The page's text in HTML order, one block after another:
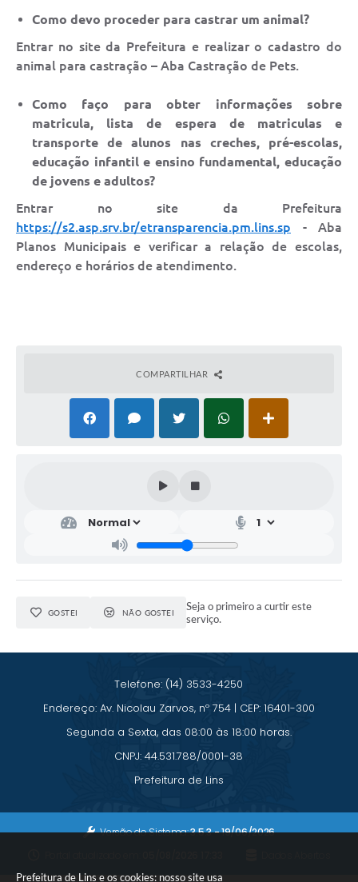
Prefeitura de Lins e os cookies: nosso site usa
Como devo proceder para castrar um animal?
Entrar no site da Prefeitura e realizar o cadastro do
animal para castração – Aba Castração de Pets.
Como faço para obter informações sobre
matricula, lista de espera de matriculas e
transporte de alunos nas creches, pré-escolas,
educação infantil e ensino fundamental, educação
de jovens e adultos?
Entrar no site da Prefeitura
https://s2.asp.srv.br/etransparencia.pm.lins.sp - Aba
Planos Municipais e verificar a relação de escolas,
endereço e horários de atendimento.
COMPARTILHAR
GOSTEI NÃO GOSTEI
Seja o primeiro a curtir este
serviço.
Telefone: (14) 3533-4250
Endereço: Av. Nicolau Zarvos, nº 754 | CEP: 16401-300
Segunda a Sexta, das 08:00 às 18:00 horas.
CNPJ: 44.531.788/0001-38
Prefeitura de Lins
Versão do Sistema:3.5.3 - 19/06/2026